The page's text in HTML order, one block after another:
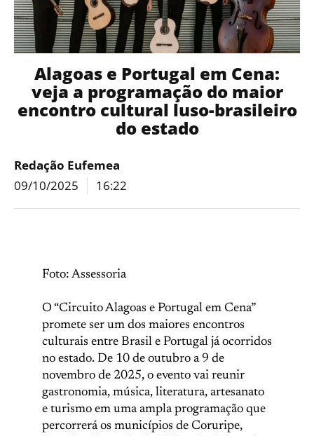
Alagoas e Portugal em Cena:
veja a programação do maior
encontro cultural luso-brasileiro
do estado
Redação Eufemea
09/10/2025
16:22
Foto: Assessoria
O “Circuito Alagoas e Portugal em Cena”
promete ser um dos maiores encontros
culturais entre Brasil e Portugal já ocorridos
no estado. De 10 de outubro a 9 de
novembro de 2025, o evento vai reunir
gastronomia, música, literatura, artesanato
e turismo em uma ampla programação que
percorrerá os municípios de Coruripe,